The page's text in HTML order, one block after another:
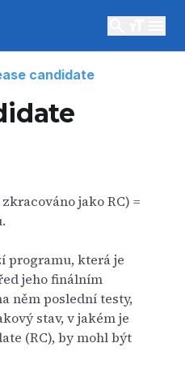
candidate
jako RC) =
programu, která je
jeho finálním
něm poslední testy,
stav, v jakém je
(RC), by mohl být